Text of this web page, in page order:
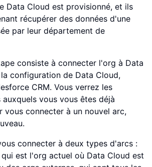
Data Cloud est provisionné, et ils
récupérer des données d'une
par leur département de
consiste à connecter l'org à Data
configuration de Data Cloud,
CRM. Vous verrez les
vous vous êtes déjà
vous connecter à un nouvel arc,
connecter à deux types d'arcs :
est l'org actuel où Data Cloud est